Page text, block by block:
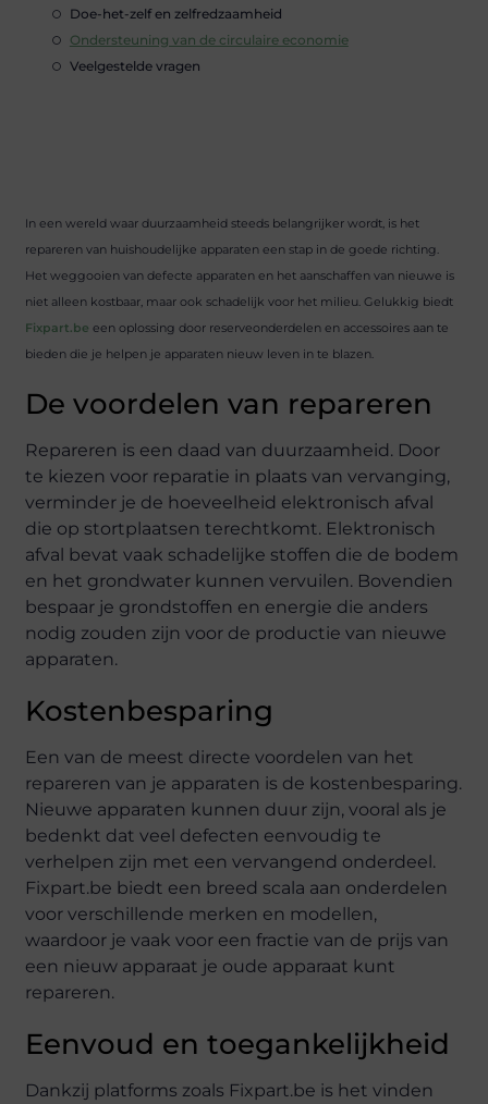
Doe-het-zelf en zelfredzaamheid
Ondersteuning van de circulaire economie
Veelgestelde vragen
In een wereld waar duurzaamheid steeds belangrijker wordt, is het
repareren van huishoudelijke apparaten een stap in de goede richting.
Het weggooien van defecte apparaten en het aanschaffen van nieuwe is
niet alleen kostbaar, maar ook schadelijk voor het milieu. Gelukkig biedt
Fixpart.be een oplossing door reserveonderdelen en accessoires aan te
bieden die je helpen je apparaten nieuw leven in te blazen.
De voordelen van repareren
Repareren is een daad van duurzaamheid. Door
te kiezen voor reparatie in plaats van vervanging,
verminder je de hoeveelheid elektronisch afval
die op stortplaatsen terechtkomt. Elektronisch
afval bevat vaak schadelijke stoffen die de bodem
en het grondwater kunnen vervuilen. Bovendien
bespaar je grondstoffen en energie die anders
nodig zouden zijn voor de productie van nieuwe
apparaten.
Kostenbesparing
Een van de meest directe voordelen van het
repareren van je apparaten is de kostenbesparing.
Nieuwe apparaten kunnen duur zijn, vooral als je
bedenkt dat veel defecten eenvoudig te
verhelpen zijn met een vervangend onderdeel.
Fixpart.be biedt een breed scala aan onderdelen
voor verschillende merken en modellen,
waardoor je vaak voor een fractie van de prijs van
een nieuw apparaat je oude apparaat kunt
repareren.
Eenvoud en toegankelijkheid
Dankzij platforms zoals Fixpart.be is het vinden